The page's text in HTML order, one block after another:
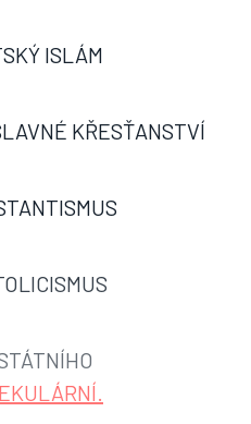
ISLÁM
KŘESŤANSTVÍ